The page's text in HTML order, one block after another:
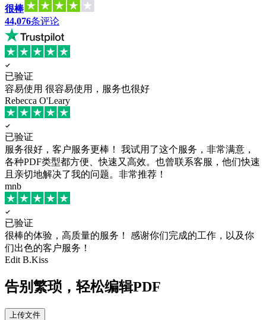
很棒
44,076条评论
已验证
容易使用 很容易使用，服务也很好
Rebecca O'Leary
已验证
服务很好，客户服务更棒！
我试用了这个服务，非常满意，
各种PDF类型都方便、快速又高效。也曾联系客服，他们快速
且亲切地解决了我的问题。非常推荐！
mnb
已验证
很棒的体验，高质量的服务！
感谢你们完成的工作，以及你
们出色的客户服务！
Edit B.Kiss
告别繁琐，轻松编辑PDF
上传文件